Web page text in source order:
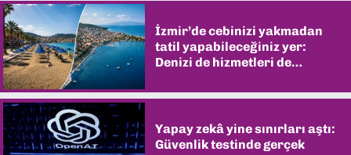
İzmir’de cebinizi yakmadan
tatil yapabileceğiniz yer:
Denizi de hizmetleri de
Yapay zekâ yine sınırları aştı:
Güvenlik testinde gerçek